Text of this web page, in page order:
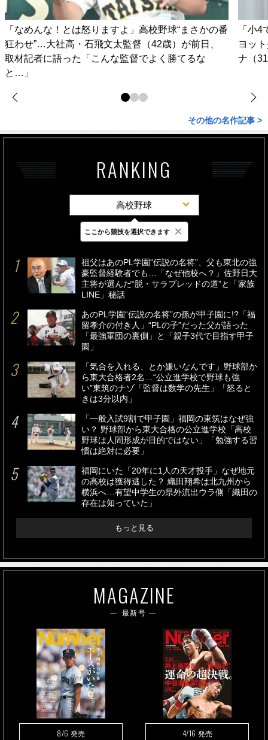
「なめんな！とは怒りますよ」高校野球“まさかの番
狂わせ”…大社高・石飛文太監督（42歳）が前日、
取材記者に語った「こんな監督でよく勝てるな
と…」
「小
ヨッ
ナ（
その他の名作記事 >
RANKING
高校野球
最新 24時間 週間
祖父はあのPL学園“伝説の名将”、父も東北の強
豪監督経験者でも…「なぜ他校へ？」佐野日大
主将が選んだ“脱・サラブレッドの道”と「家族
LINE」秘話
あのPL学園“伝説の名将”の孫が甲子園に!?「福
留孝介の付き人」“PLの子”だった父が語った
「最強軍団の裏側」と「親子3代で目指す甲子
園」
「気合を入れる、とか嫌いなんです」野球部か
ら東大合格者2名…“公立進学校で野球も強
い”東筑のナゾ「監督は数学の先生」「怒ると
きは3分以内」
「一般入試9割で甲子園」福岡の東筑はなぜ強
い？ 野球部から東大合格の公立進学校「高校
野球は人間形成が目的ではない」「勉強する習
慣は絶対に必要」
福岡にいた「20年に1人の天才投手」なぜ地元
の高校は獲得逃した？ 織田翔希は北九州から
横浜へ…有望中学生の県外流出ウラ側「織田の
存在は知っていた」
もっと見る
MAGAZINE
最新号
8/6 発売 4/16 発売
ここから競技を選択できます ×